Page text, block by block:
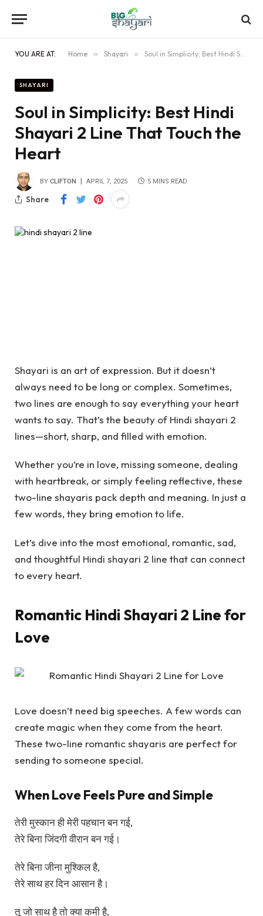
YOU ARE AT: Home » Shayari » Soul in Simplicity: Best Hindi Shayari 2 Line That Touch the Heart
SHAYARI
Soul in Simplicity: Best Hindi
Shayari 2 Line That Touch the
Heart
BY CLIFTON APRIL 7, 2025 5 MINS READ
Share
Shayari is an art of expression. But it doesn’t
always need to be long or complex. Sometimes,
two lines are enough to say everything your heart
wants to say. That’s the beauty of Hindi shayari 2
lines—short, sharp, and filled with emotion.
Whether you’re in love, missing someone, dealing
with heartbreak, or simply feeling reflective, these
two-line shayaris pack depth and meaning. In just a
few words, they bring emotion to life.
Let’s dive into the most emotional, romantic, sad,
and thoughtful Hindi shayari 2 line that can connect
to every heart.
Romantic Hindi Shayari 2 Line for
Love
Love doesn’t need big speeches. A few words can
create magic when they come from the heart.
These two-line romantic shayaris are perfect for
sending to someone special.
When Love Feels Pure and Simple
तेरी मुस्कान ही मेरी पहचान बन गई,
तेरे बिना जिंदगी वीरान बन गई।
तेरे बिना जीना मुश्किल है,
तेरे साथ हर दिन आसान है।
तू जो साथ है तो क्या कमी है,